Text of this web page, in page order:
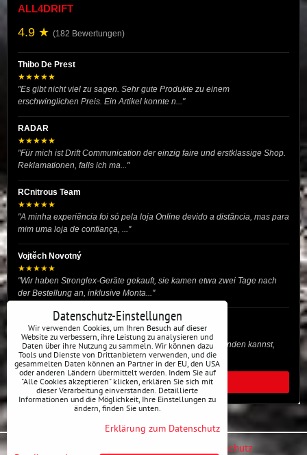
ALL4DRIFT
4.9 ★ (182 Bewertungen)
Thibo De Prest
★★★★★
"Es gibt nicht viel zu sagen. Sehr gute Produkte zu einem
erschwinglichen Preis. Ein Artikel konnte n..."
RADAR
★★★★★
"Für mich ist Drift Communication der einzig faire und erstklassige Shop.
Reklamationen, falls ich ma..."
RCnitrous Team
★★★★★
"A minha experiência foi só pela loja Online devido a distância, mas para
mim uma loja de confiança, ..."
Vojtěch Novotný
★★★★★
"Wir haben Stronglex-Geräte gekauft, sie kamen etwa zwei Tage nach
der Bestellung an, inklusive Monta..."
josef helmich
★★★★★
"Hier gibt es viele Dinge, die du für dein Drift-Auto verwenden kannst,
egal ob Profi oder für die St..."
ALLE BEWERTUNGEN
Erklärung zum Datenschutz
Datenschutz-Einstellungen
Wir verwenden Cookies, um Ihren Besuch auf dieser
Website zu verbessern, ihre Leistung zu analysieren und
Daten über ihre Nutzung zu sammeln. Wir können dazu
Tools und Dienste von Drittanbietern verwenden, und die
gesammelten Daten können an Partner in der EU, den USA
oder anderen Ländern übermittelt werden. Indem Sie auf
"Alle Cookies akzeptieren" klicken, erklären Sie sich mit
dieser Verarbeitung einverstanden. Detaillierte
Informationen und die Möglichkeit, Ihre Einstellungen zu
ändern, finden Sie unten.
Erklärung zum Datenschutz